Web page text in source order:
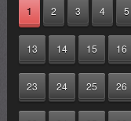
33 34 35 36
Đạo diễn: David Wai
Quốc gia:Trung Quốc